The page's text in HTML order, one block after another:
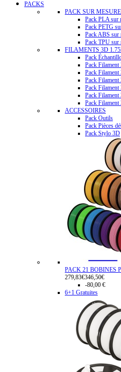
PACKS
PACK SUR
Pack PLA sur
Pack PETG
Pack ABS sur
Pack TPU sur
FILAMENTS 3D
Pack
Pack
Pack
Pack
Pack
Pack
Pack Filament
ACCESSOIRES
Pack Outils
Pack Pièces
Pack Stylo 3D
PACK 21 BOBINES
279,83€346,50€
-80,00 €
6+1 Gratuites